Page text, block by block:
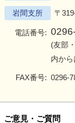
岩間支所 〒
電話番号:
(友部
内から
FAX番号: 0296-
ご意見・ご質問